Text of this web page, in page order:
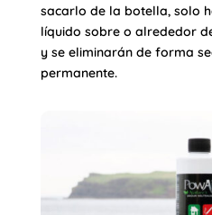
sacarlo de la botella, solo
líquido sobre o alrededor
y se eliminarán de forma
permanente.